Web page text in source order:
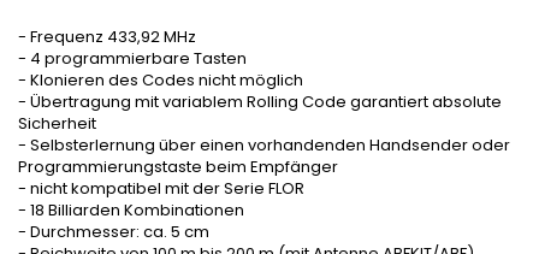
- Frequenz 433,92 MHz
- 4 programmierbare Tasten
- Klonieren des Codes nicht möglich
- Übertragung mit variablem Rolling Code garantiert absolute
Sicherheit
- Selbsterlernung über einen vorhandenden Handsender oder
Programmierungstaste beim Empfänger
- nicht kompatibel mit der Serie FLOR
- 18 Billiarden Kombinationen
- Durchmesser: ca. 5 cm